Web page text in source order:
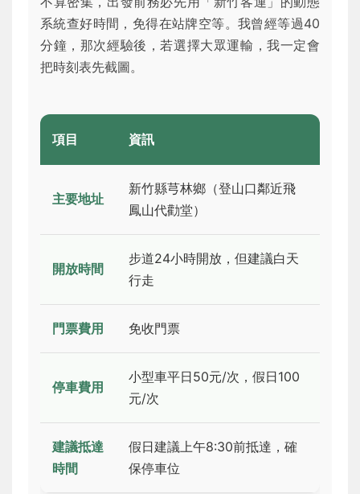
系統查好時間，免得在站牌空等。我曾經等過40
分鐘，那次經驗後，若選擇大眾運輸，我一定會
把時刻表先截圖。
項目 資訊
主要地址
新竹縣芎林鄉（登山口鄰近飛
鳳山代勸堂）
開放時間
步道24小時開放，但建議白天
行走
門票費用 免收門票
停車費用
小型車平日50元/次，假日100
元/次
建議抵達
時間
假日建議上午8:30前抵達，確
保停車位